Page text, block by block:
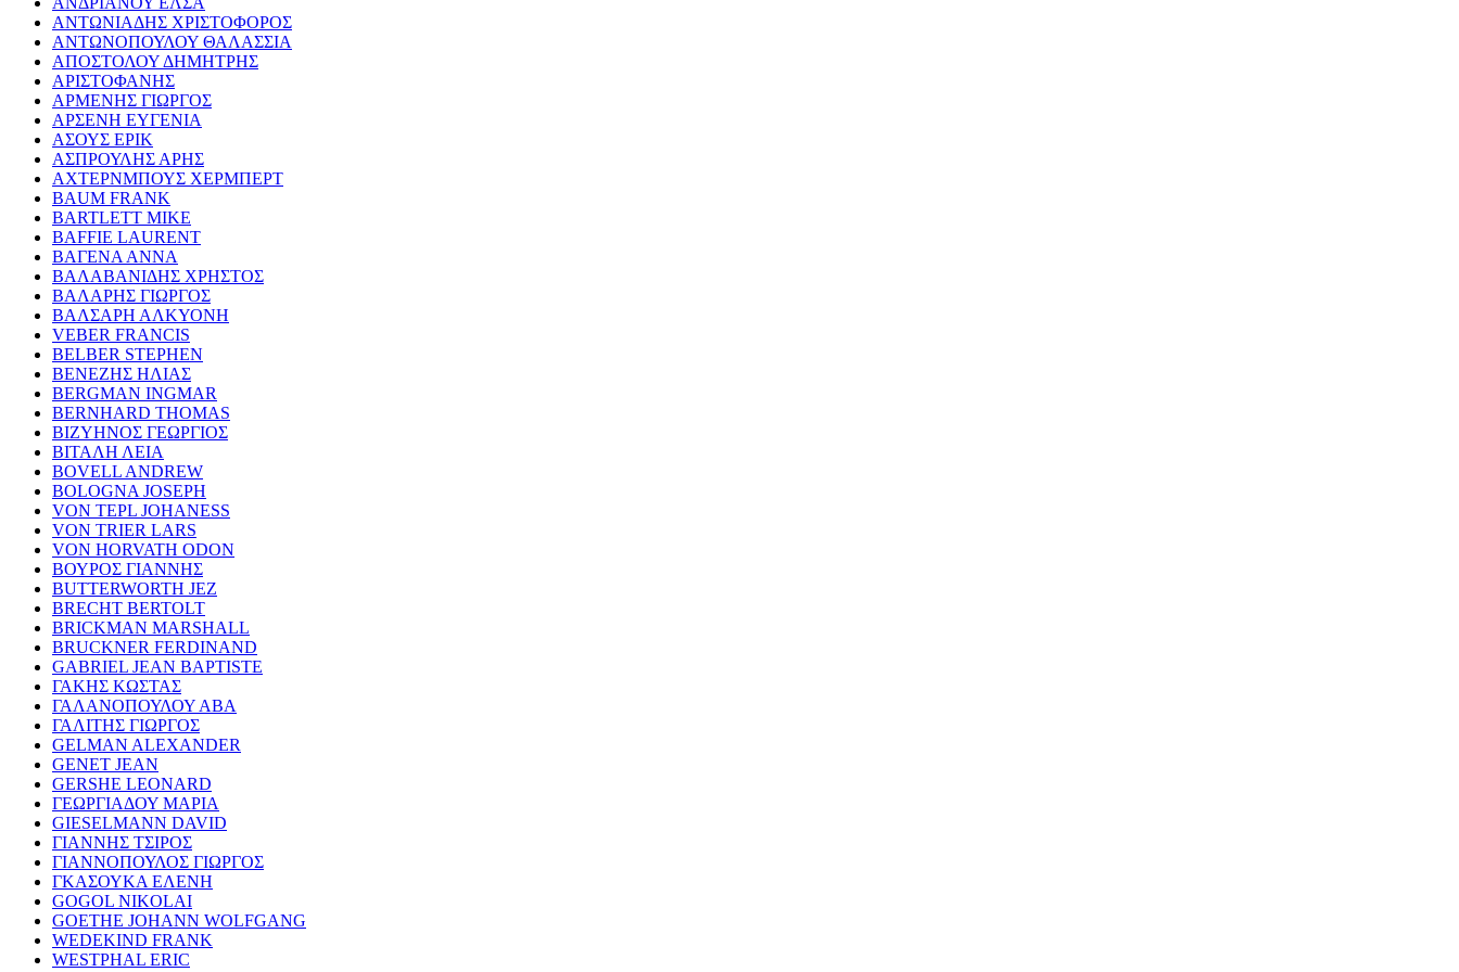
ΑΝΤΩΝΙΑΔΗΣ ΧΡΙΣΤΟΦΟΡΟΣ
ΑΝΤΩΝΟΠΟΥΛΟΥ ΘΑΛΑΣΣΙΑ
ΑΠΟΣΤΟΛΟΥ ΔΗΜΗΤΡΗΣ
ΑΡΙΣΤΟΦΑΝΗΣ
ΑΡΜΕΝΗΣ ΓΙΩΡΓΟΣ
ΑΡΣΕΝΗ ΕΥΓΕΝΙΑ
ΑΣΟΥΣ ΕΡΙΚ
ΑΣΠΡΟΥΛΗΣ ΑΡΗΣ
ΑΧΤΕΡΝΜΠΟΥΣ ΧΕΡΜΠΕΡΤ
BAUM FRANK
BARTLETT MIKE
BAFFIE LAURENT
ΒΑΓΕΝΑ ΑΝΝΑ
ΒΑΛΑΒΑΝΙΔΗΣ ΧΡΗΣΤΟΣ
ΒΑΛΑΡΗΣ ΓΙΩΡΓΟΣ
ΒΑΛΣΑΡΗ ΑΛΚΥΟΝΗ
VEBER FRANCIS
BELBER STEPHEN
ΒΕΝΕΖΗΣ ΗΛΙΑΣ
BERGMAN INGMAR
BERNHARD THOMAS
ΒΙΖΥΗΝΟΣ ΓΕΩΡΓΙΟΣ
ΒΙΤΑΛΗ ΛΕΙΑ
BOVELL ANDREW
BOLOGNA JOSEPH
VON TEPL JOHANESS
VON TRIER LARS
VON HORVATH ODON
ΒΟΥΡΟΣ ΓΙΑΝΝΗΣ
BUTTERWORTH JEZ
BRECHT BERTOLT
BRICKMAN MARSHALL
BRUCKNER FERDINAND
GABRIEL JEAN BAPTISTE
ΓΑΚΗΣ ΚΩΣΤΑΣ
ΓΑΛΑΝΟΠΟΥΛΟΥ ΑΒΑ
ΓΑΛΙΤΗΣ ΓΙΩΡΓΟΣ
GELMAN ALEXANDER
GENET JEAN
GERSHE LEONARD
ΓΕΩΡΓΙΑΔΟΥ ΜΑΡΙΑ
GIESELMANN DAVID
ΓΙΑΝΝΗΣ ΤΣΙΡΟΣ
ΓΙΑΝΝΟΠΟΥΛΟΣ ΓΙΩΡΓΟΣ
ΓΚΑΣΟΥΚΑ ΕΛΕΝΗ
GOGOL NIKOLAI
GOETHE JOHANN WOLFGANG
WEDEKIND FRANK
WESTPHAL ERIC